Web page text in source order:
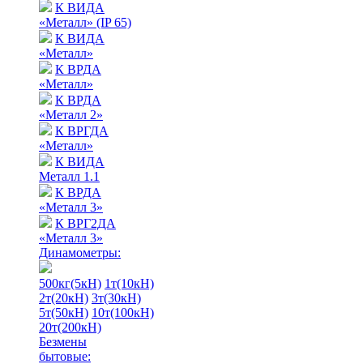
К ВИДА
«Металл» (IP 65)
К ВИДА
«Металл»
К ВРДА
«Металл»
К ВРДА
«Металл 2»
К ВРГДА
«Металл»
К ВИДА
Металл 1.1
К ВРДА
«Металл 3»
К ВРГ2ДА
«Металл 3»
Динамометры:
500кг(5кН) 1т(10кН)
2т(20кН) 3т(30кН)
5т(50кН) 10т(100кН)
20т(200кН)
Безмены
бытовые: